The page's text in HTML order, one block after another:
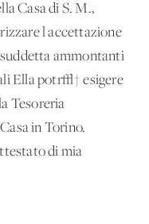
Casa di S. M.,
l'accettazione
ammontanti
Ella potr√† esigere
Tesoreria
in Torino.
di mia